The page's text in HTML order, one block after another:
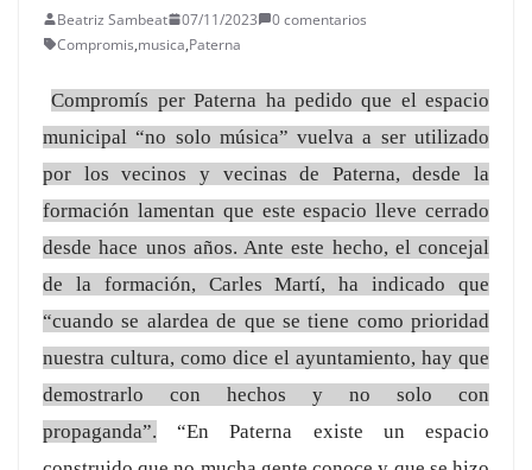
Beatriz Sambeat 07/11/2023
0 comentarios
Compromis,musica,Paterna
Compromís per Paterna ha pedido que el espacio
municipal “no solo música” vuelva a ser utilizado
por los vecinos y vecinas de Paterna, desde la
formación lamentan que este espacio lleve cerrado
desde hace unos años. Ante este hecho, el concejal
de la formación, Carles Martí, ha indicado que
“cuando se alardea de que se tiene como prioridad
nuestra cultura, como dice el ayuntamiento, hay que
demostrarlo con hechos y no solo con
propaganda”. “En Paterna existe un espacio